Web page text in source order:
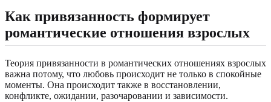
Как привязанность формирует
романтические отношения взрослых
Теория привязанности в романтических отношениях взрослых
важна потому, что любовь происходит не только в спокойные
моменты. Она происходит также в восстановлении,
конфликте, ожидании, разочаровании и зависимости.